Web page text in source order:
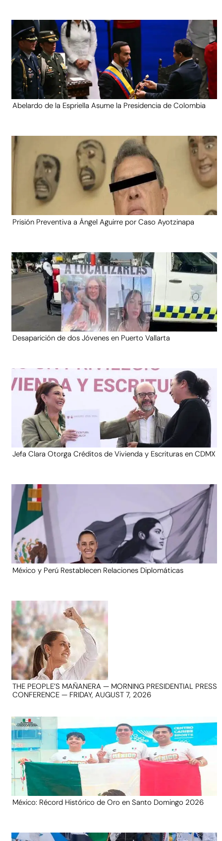
Abelardo de la Espriella Asume la Presidencia de Colombia
Prisión Preventiva a Ángel Aguirre por Caso Ayotzinapa
Desaparición de dos Jóvenes en Puerto Vallarta
Jefa Clara Otorga Créditos de Vivienda y Escrituras en CDMX
México y Perú Restablecen Relaciones Diplomáticas
THE PEOPLE’S MAÑANERA — MORNING PRESIDENTIAL PRESS
CONFERENCE — FRIDAY, AUGUST 7, 2026
México: Récord Histórico de Oro en Santo Domingo 2026